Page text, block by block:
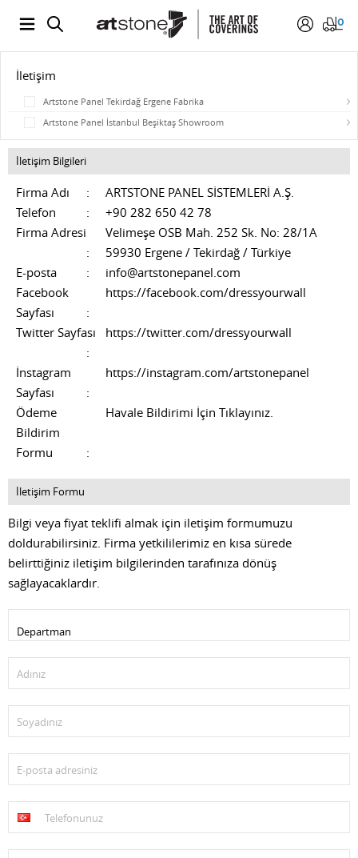
0
İletişim
Artstone Panel Tekirdağ Ergene Fabrika
Artstone Panel İstanbul Beşiktaş Showroom
İletişim Bilgileri
Firma Adı :
ARTSTONE PANEL SİSTEMLERİ A.Ş.
Telefon
:
+90 282 650 42 78
Firma Adresi
:
Velimeşe OSB Mah. 252 Sk. No: 28/1A
59930 Ergene / Tekirdağ / Türkiye
E-posta
:
info@artstonepanel.com
Facebook
Sayfası
:
https://facebook.com/dressyourwall
Twitter Sayfası
:
https://twitter.com/dressyourwall
İnstagram
Sayfası
:
https://instagram.com/artstonepanel
Ödeme
Bildirim
Formu
:
Havale Bildirimi İçin Tıklayınız.
İletişim Formu
Bilgi veya fiyat teklifi almak için iletişim formumuzu
doldurabilirsiniz. Firma yetkililerimiz en kısa sürede
belirttiğiniz iletişim bilgilerinden tarafınıza dönüş
sağlayacaklardır.
Adınız
Soyadınız
E-posta adresiniz
Telefonunuz